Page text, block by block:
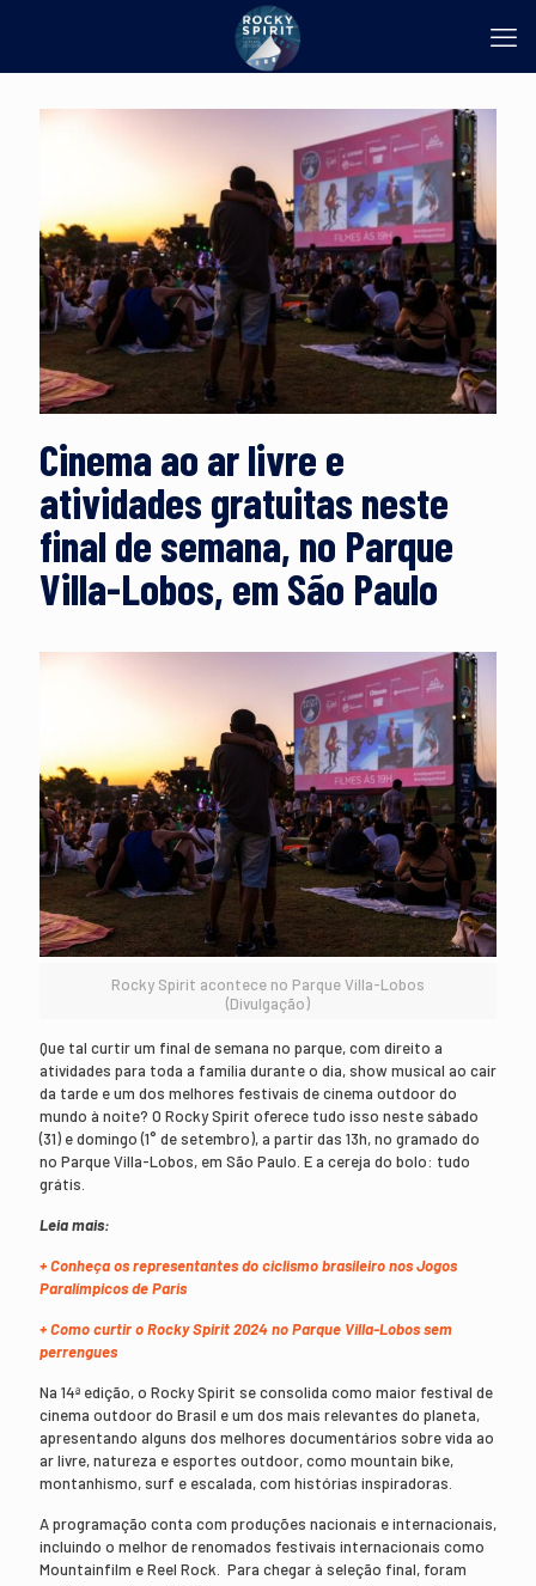
Cinema ao ar livre e
atividades gratuitas neste
final de semana, no Parque
Villa-Lobos, em São Paulo
Rocky Spirit acontece no Parque Villa-Lobos
(Divulgação)
Que tal curtir um final de semana no parque, com direito a
atividades para toda a família durante o dia, show musical ao cair
da tarde e um dos melhores festivais de cinema outdoor do
mundo à noite? O Rocky Spirit oferece tudo isso neste sábado
(31) e domingo (1° de setembro), a partir das 13h, no gramado do
no Parque Villa-Lobos, em São Paulo. E a cereja do bolo: tudo
grátis.
Leia mais:
+ Conheça os representantes do ciclismo brasileiro nos Jogos
Paralímpicos de Paris
+ Como curtir o Rocky Spirit 2024 no Parque Villa-Lobos sem
perrengues
Na 14ª edição, o Rocky Spirit se consolida como maior festival de
cinema outdoor do Brasil e um dos mais relevantes do planeta,
apresentando alguns dos melhores documentários sobre vida ao
ar livre, natureza e esportes outdoor, como mountain bike,
montanhismo, surf e escalada, com histórias inspiradoras.
A programação conta com produções nacionais e internacionais,
incluindo o melhor de renomados festivais internacionais como
Mountainfilm e Reel Rock. Para chegar à seleção final, foram